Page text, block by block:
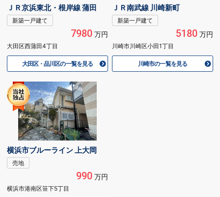
ＪＲ京浜東北・根岸線 蒲田
新築一戸建て
7980万円
大田区西蒲田4丁目
大田区・品川区の一覧を見る
ＪＲ南武線 川崎新町
新築一戸建て
5180万円
川崎市川崎区小田1丁目
川崎市の一覧を見る
横浜市ブルーライン 上大岡
売地
990万円
横浜市港南区笹下5丁目